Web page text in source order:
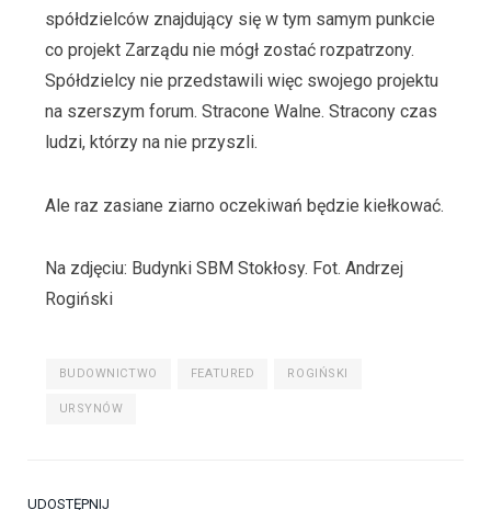
spółdzielców znajdujący się w tym samym punkcie
co projekt Zarządu nie mógł zostać rozpatrzony.
Spółdzielcy nie przedstawili więc swojego projektu
na szerszym forum. Stracone Walne. Stracony czas
ludzi, którzy na nie przyszli.
Ale raz zasiane ziarno oczekiwań będzie kiełkować.
Na zdjęciu: Budynki SBM Stokłosy. Fot. Andrzej
Rogiński
BUDOWNICTWO FEATURED ROGIŃSKI
URSYNÓW
UDOSTĘPNIJ